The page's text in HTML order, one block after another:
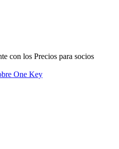
con los Precios para socios
One Key